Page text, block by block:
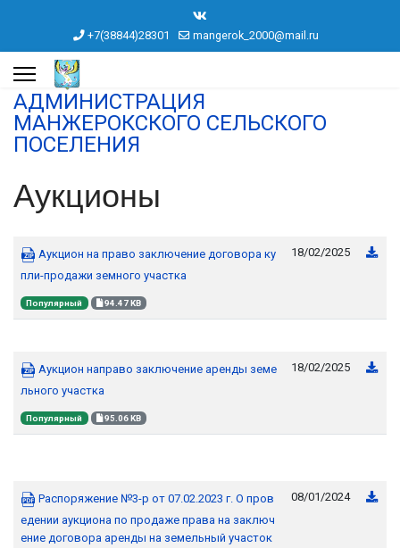
+7(38844)28301 mangerok_2000@mail.ru
АДМИНИСТРАЦИЯ
МАНЖЕРОКСКОГО СЕЛЬСКОГО
ПОСЕЛЕНИЯ
Аукционы
Аукцион на право заключение договора ку
пли-продажи земного участка
Популярный 94.47 KB
18/02/2025
Аукцион направо заключение аренды земе
льного участка
Популярный 95.06 KB
18/02/2025
Распоряжение №3-р от 07.02.2023 г. О пров
едении аукциона по продаже права на заключ
ение договора аренды на земельный участок
08/01/2024